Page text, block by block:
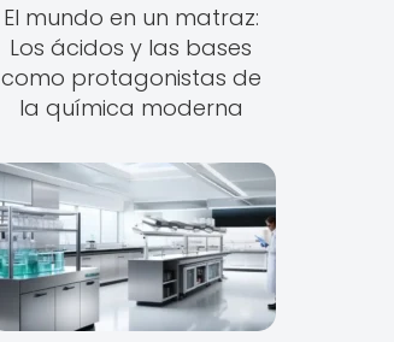
El mundo en un matraz:
Los ácidos y las bases
como protagonistas de
la química moderna